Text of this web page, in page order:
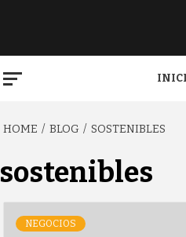
HOME BLOG SOSTENIBLES
sostenibles
NEGOCIOS